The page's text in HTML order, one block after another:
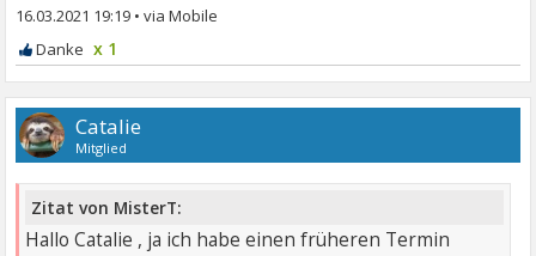
16.03.2021 19:19 •
x 1
Catalie
Mitglied
Zitat von MisterT:
Hallo Catalie , ja ich habe einen früheren Termin